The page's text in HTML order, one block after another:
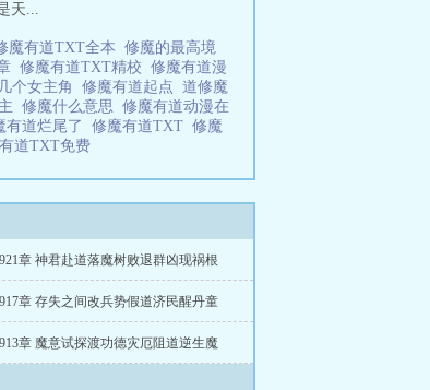
天...
魔有道TXT全本 修魔的最高境
修魔有道TXT精校 修魔有道漫
个女主角 修魔有道起点 道修魔
修魔什么意思 修魔有道动漫在
有道烂尾了 修魔有道TXT 修魔
道TXT免费
章 神君赴道落魔树败退群凶现祸根
章 存失之间改兵势假道济民醒丹童
章 魔意试探渡功德灾厄阻道逆生魔